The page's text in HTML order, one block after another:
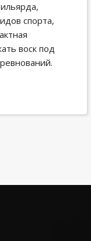
спорта,
воск под